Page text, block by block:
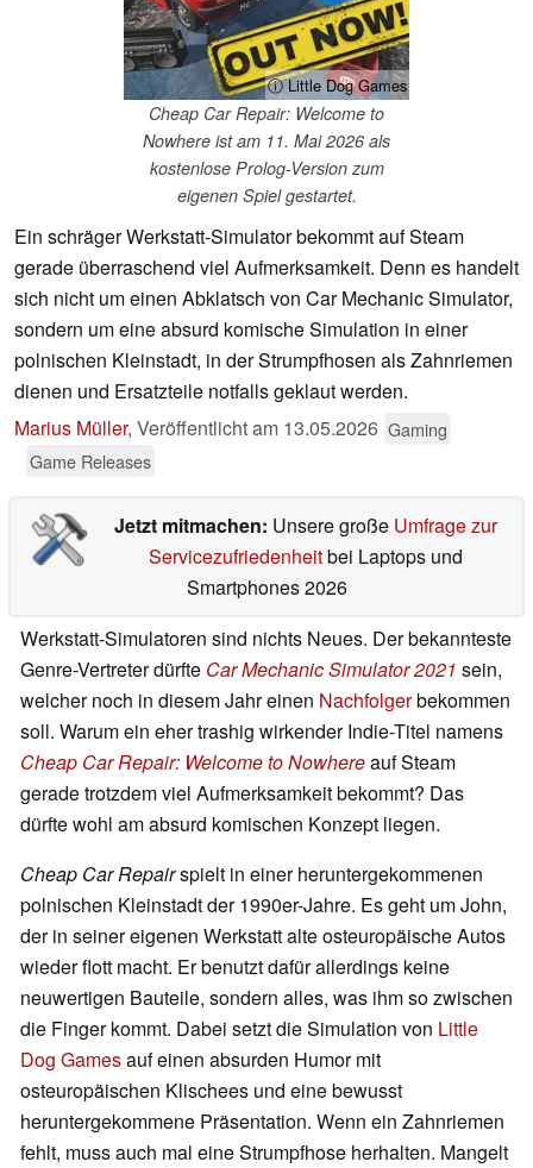
ⓘ Little Dog Games
Cheap Car Repair: Welcome to
Nowhere ist am 11. Mai 2026 als
kostenlose Prolog-Version zum
eigenen Spiel gestartet.
Ein schräger Werkstatt-Simulator bekommt auf Steam
gerade überraschend viel Aufmerksamkeit. Denn es handelt
sich nicht um einen Abklatsch von Car Mechanic Simulator,
sondern um eine absurd komische Simulation in einer
polnischen Kleinstadt, in der Strumpfhosen als Zahnriemen
dienen und Ersatzteile notfalls geklaut werden.
Marius Müller, Veröffentlicht am 13.05.2026 Gaming
Game Releases
Jetzt mitmachen: Unsere große Umfrage zur
Servicezufriedenheitbei Laptops und
Smartphones 2026
Werkstatt-Simulatoren sind nichts Neues. Der bekannteste
Genre-Vertreter dürfte Car Mechanic Simulator 2021 sein,
welcher noch in diesem Jahr einen Nachfolgerbekommen
soll. Warum ein eher trashig wirkender Indie-Titel namens
Cheap Car Repair: Welcome to Nowhereauf Steam
gerade trotzdem viel Aufmerksamkeit bekommt? Das
dürfte wohl am absurd komischen Konzept liegen.
Cheap Car Repairspielt in einer heruntergekommenen
polnischen Kleinstadt der 1990er-Jahre. Es geht um John,
der in seiner eigenen Werkstatt alte osteuropäische Autos
wieder flott macht. Er benutzt dafür allerdings keine
neuwertigen Bauteile, sondern alles, was ihm so zwischen
die Finger kommt. Dabei setzt die Simulation von Little
Dog Gamesauf einen absurden Humor mit
osteuropäischen Klischees und eine bewusst
heruntergekommene Präsentation. Wenn ein Zahnriemen
fehlt, muss auch mal eine Strumpfhose herhalten. Mangelt